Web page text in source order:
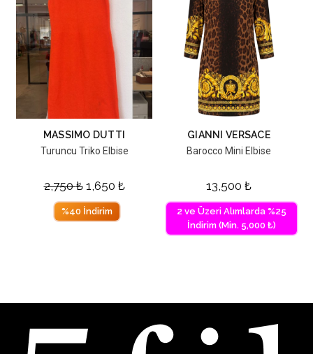
MASSIMO DUTTI
Turuncu Triko Elbise
2,750₺ 1,650 ₺
%40 İndirim
GIANNI VERSACE
Barocco Mini Elbise
13,500 ₺
2 ve Üzeri Alımlarda %25
İndirim (Min. 5,000 ₺)